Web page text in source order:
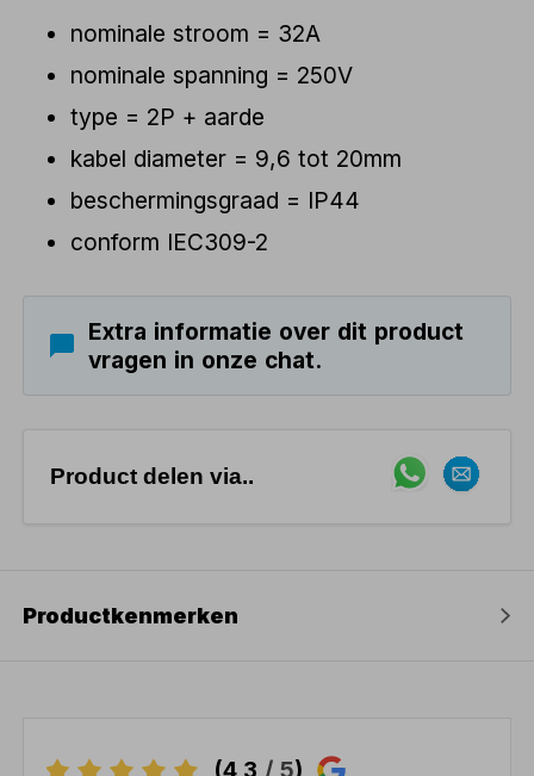
nominale stroom = 32A
nominale spanning = 250V
type = 2P + aarde
kabel diameter = 9,6 tot 20mm
beschermingsgraad = IP44
conform IEC309-2
Extra informatie over dit product
vragen in onze chat.
Product delen via..
Productkenmerken
(4,3 / 5)